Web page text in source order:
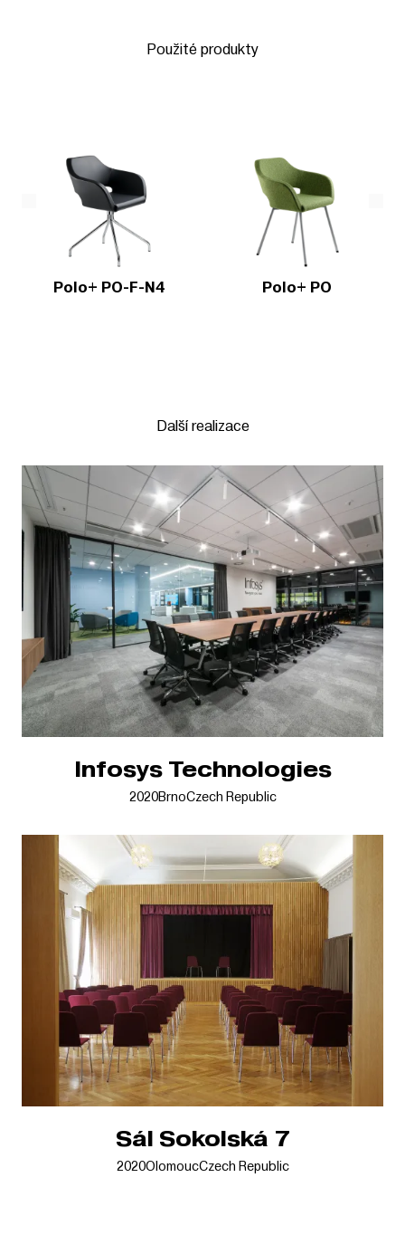
Použité produkty
Polo+ PO-F-N4 Polo+ PO
Další realizace
Infosys Technologies
2020BrnoCzech Republic
Sál Sokolská 7
2020OlomoucCzech Republic